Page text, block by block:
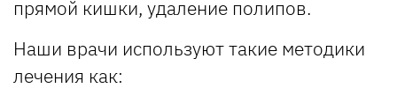
прямой кишки, удаление полипов.
Наши врачи используют такие методики
лечения как: